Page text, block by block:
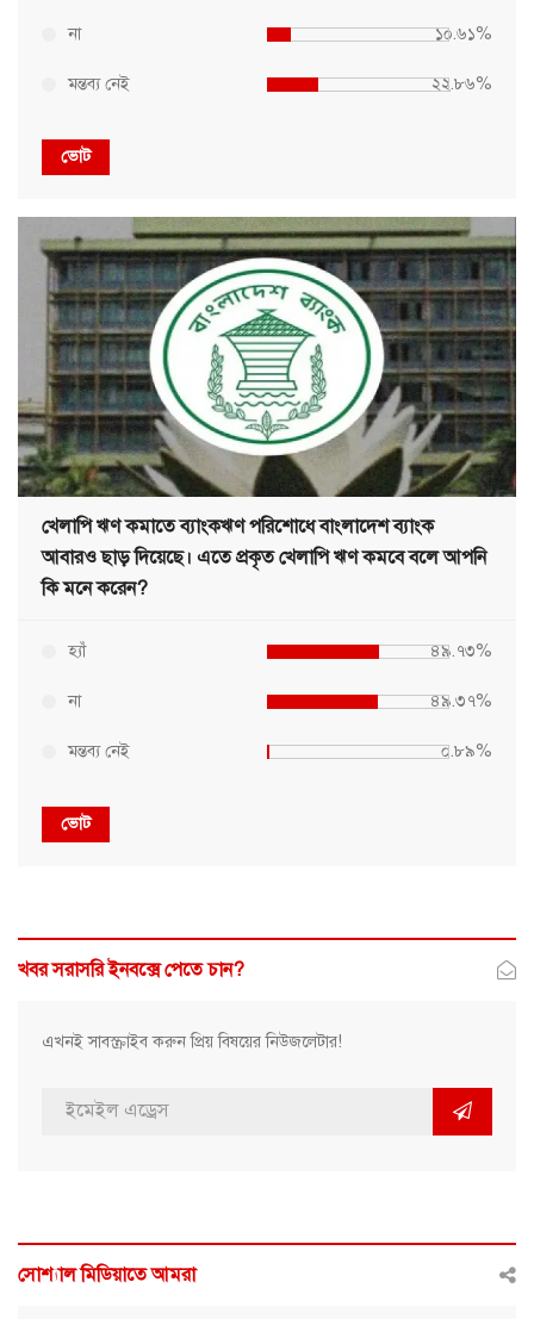
না ১০.৬১%
মন্তব্য নেই ২২.৮৬%
ভোট
খেলাপি ঋণ কমাতে ব্যাংকঋণ পরিশোধে বাংলাদেশ ব্যাংক
আবারও ছাড় দিয়েছে। এতে প্রকৃত খেলাপি ঋণ কমবে বলে আপনি
কি মনে করেন?
হ্যাঁ ৪৯.৭৩%
না ৪৯.৩৭%
মন্তব্য নেই ০.৮৯%
ভোট
খবর সরাসরি ইনবক্সে পেতে চান?
এখনই সাবস্ক্রাইব করুন প্রিয় বিষয়ের নিউজলেটার!
সোশ্যাল মিডিয়াতে আমরা